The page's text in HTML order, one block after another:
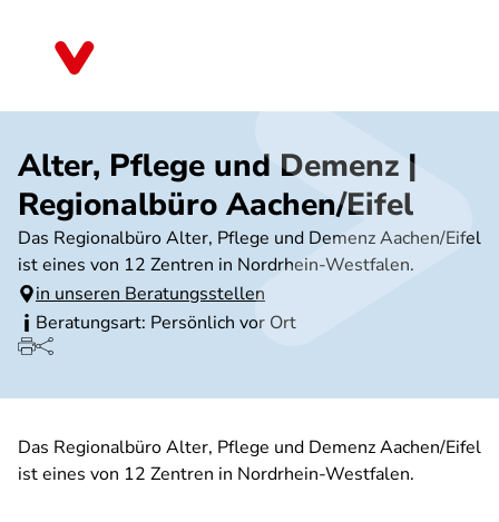
Alter, Pflege und Demenz |
Regionalbüro Aachen/Eifel
Das Regionalbüro Alter, Pflege und Demenz Aachen/Eifel
ist eines von 12 Zentren in Nordrhein-Westfalen.
in unseren Beratungsstellen
Beratungsart: Persönlich vor Ort
Das Regionalbüro Alter, Pflege und Demenz Aachen/Eifel
ist eines von 12 Zentren in Nordrhein-Westfalen.